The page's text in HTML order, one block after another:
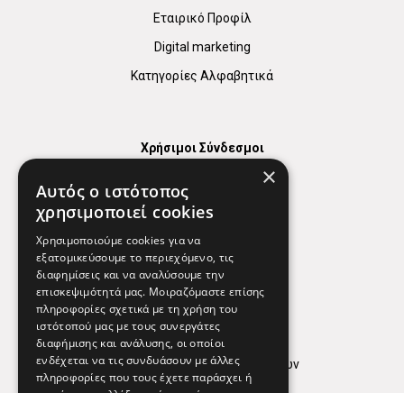
Εταιρικό Προφίλ
Digital marketing
Κατηγορίες Αλφαβητικά
Χρήσιμοι Σύνδεσμοι
Χρήσιμα Τηλέφωνα
Εφημερεύοντα Φαρμακεία
Απόρρητο
Όροι Χρήσης
Πολιτική προστασίας δεδομένων
×
Αυτός ο ιστότοπος
χρησιμοποιεί cookies
Χρησιμοποιούμε cookies για να
εξατομικεύσουμε το περιεχόμενο, τις
διαφημίσεις και να αναλύσουμε την
επισκεψιμότητά μας. Μοιραζόμαστε επίσης
πληροφορίες σχετικά με τη χρήση του
ιστότοπού μας με τους συνεργάτες
διαφήμισης και ανάλυσης, οι οποίοι
ενδέχεται να τις συνδυάσουν με άλλες
πληροφορίες που τους έχετε παράσχει ή